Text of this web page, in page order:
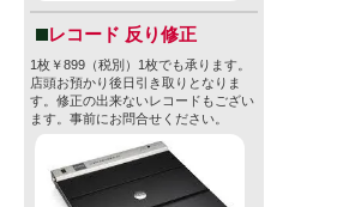
レコード 反り修正
1枚￥899（税別）1枚でも承ります。
店頭お預かり後日引き取りとなりま
す。修正の出来ないレコードもござい
ます。事前にお問合せください。